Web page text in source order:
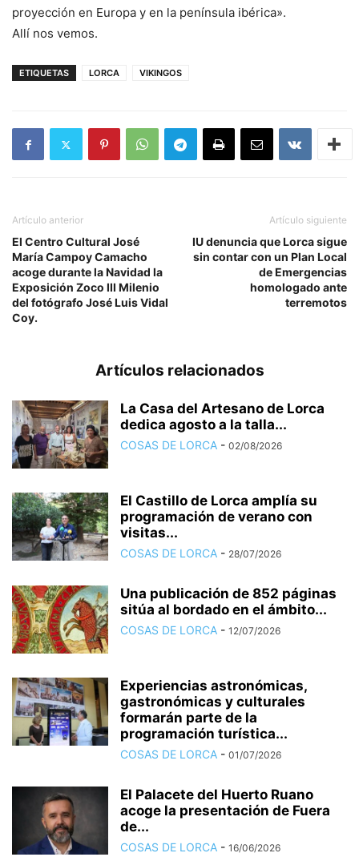
proyección en Europa y en la península ibérica».
Allí nos vemos.
ETIQUETAS LORCA VIKINGOS
Artículo anterior
El Centro Cultural José
María Campoy Camacho
acoge durante la Navidad la
Exposición Zoco III Milenio
del fotógrafo José Luis Vidal
Coy.
Artículo siguiente
IU denuncia que Lorca sigue
sin contar con un Plan Local
de Emergencias
homologado ante
terremotos
Artículos relacionados
La Casa del Artesano de Lorca
dedica agosto a la talla...
COSAS DE LORCA - 02/08/2026
El Castillo de Lorca amplía su
programación de verano con
visitas...
COSAS DE LORCA - 28/07/2026
Una publicación de 852 páginas
sitúa al bordado en el ámbito...
COSAS DE LORCA - 12/07/2026
Experiencias astronómicas,
gastronómicas y culturales
formarán parte de la
programación turística...
COSAS DE LORCA - 01/07/2026
El Palacete del Huerto Ruano
acoge la presentación de Fuera
de...
COSAS DE LORCA - 16/06/2026